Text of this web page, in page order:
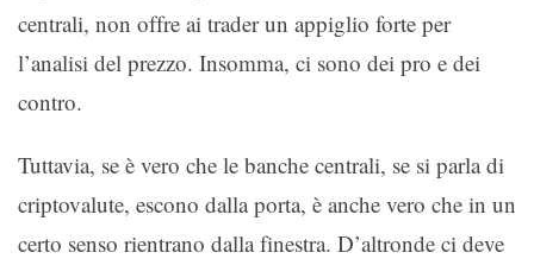
centrali, non offre ai trader un appiglio forte per
l’analisi del prezzo. Insomma, ci sono dei pro e dei
contro.
Tuttavia, se è vero che le banche centrali, se si parla di
criptovalute, escono dalla porta, è anche vero che in un
certo senso rientrano dalla finestra. D’altronde ci deve